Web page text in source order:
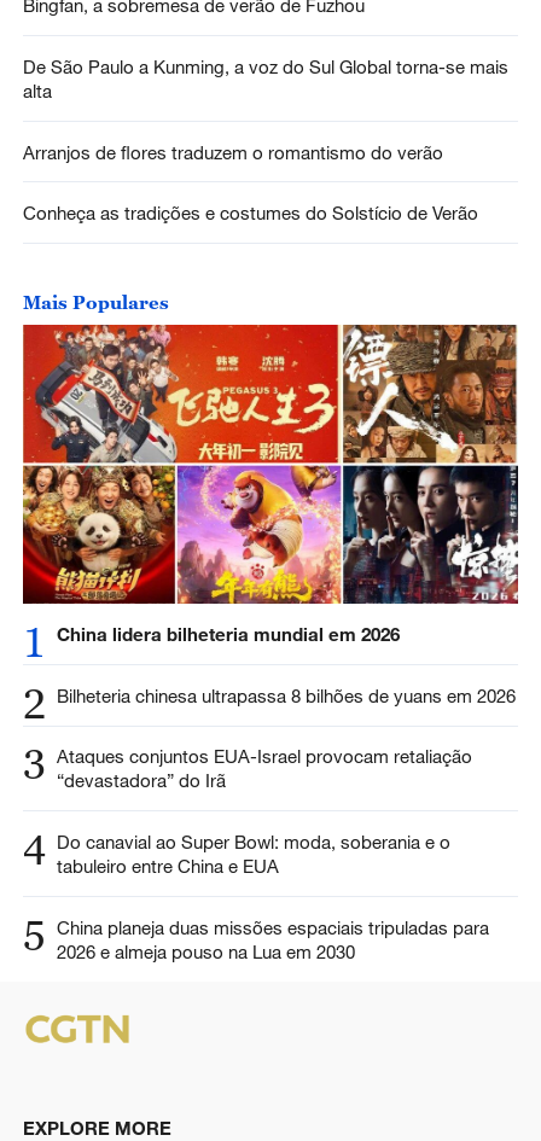
Bingfan, a sobremesa de verão de Fuzhou
De São Paulo a Kunming, a voz do Sul Global torna-se mais
alta
Arranjos de flores traduzem o romantismo do verão
Conheça as tradições e costumes do Solstício de Verão
Mais Populares
1 China lidera bilheteria mundial em 2026
2 Bilheteria chinesa ultrapassa 8 bilhões de yuans em 2026
3 Ataques conjuntos EUA-Israel provocam retaliação
“devastadora” do Irã
4 Do canavial ao Super Bowl: moda, soberania e o
tabuleiro entre China e EUA
5
China planeja duas missões espaciais tripuladas para
2026 e almeja pouso na Lua em 2030
EXPLORE MORE